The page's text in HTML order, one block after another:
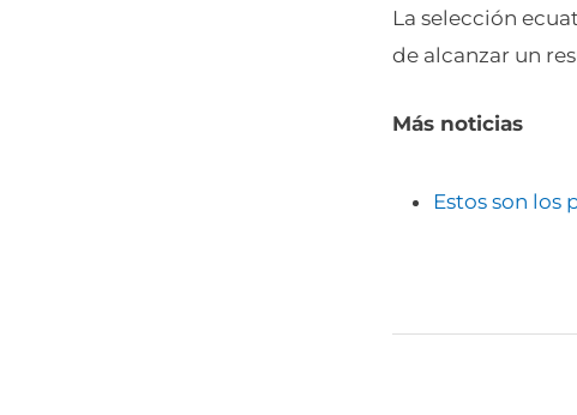
La selección
de alcanzar un
Más noticias
Estos son los